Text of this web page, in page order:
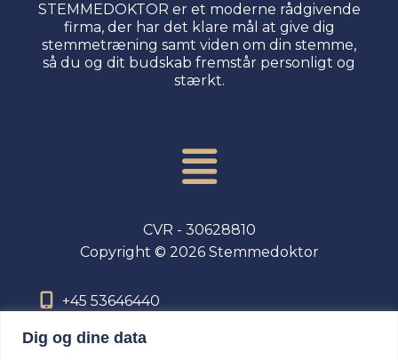
Dig og dine data
STEMMEDOKTOR er et moderne rådgivende
firma, der har det klare mål at give dig
stemmetræning samt viden om din stemme,
så du og dit budskab fremstår personligt og
stærkt.
CVR - 30628810
Copyright © 2026 Stemmedoktor
+45 53646440
mail@stemmedoktor.dk